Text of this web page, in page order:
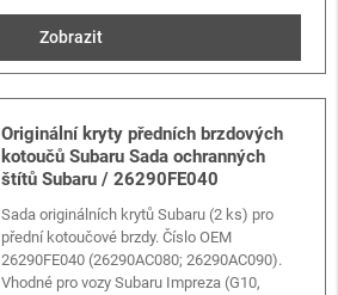
Zobrazit
Originální kryty předních brzdových
kotoučů Subaru Sada ochranných
štítů Subaru / 26290FE040
Sada originálních krytů Subaru (2 ks) pro
přední kotoučové brzdy. Číslo OEM
26290FE040 (26290AC080; 26290AC090).
Vhodné pro vozy Subaru Impreza (G10,